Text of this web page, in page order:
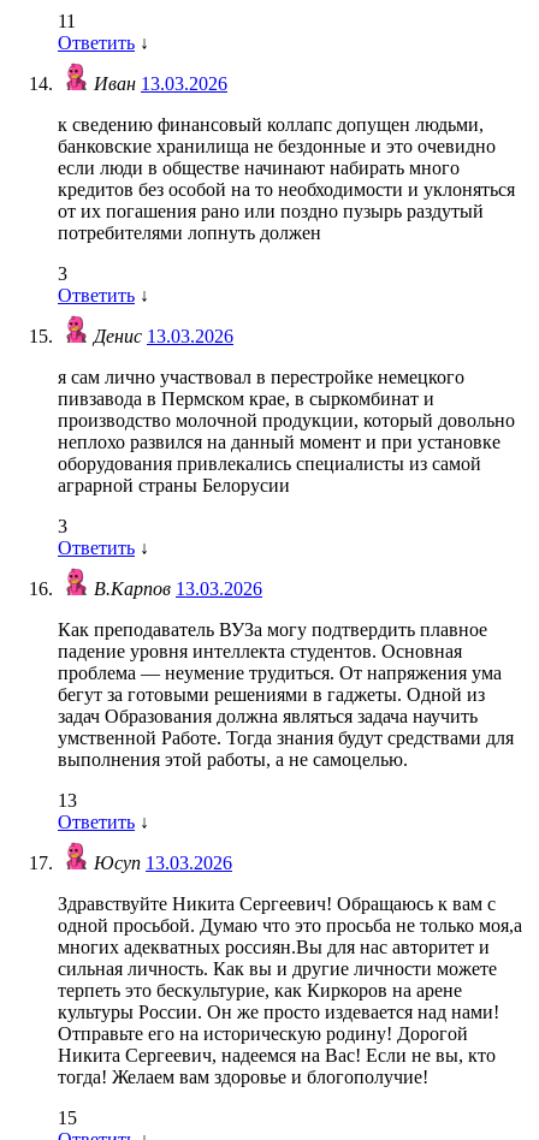
11
Ответить ↓
Иван 13.03.2026
к сведению финансовый коллапс допущен людьми,
банковские хранилища не бездонные и это очевидно
если люди в обществе начинают набирать много
кредитов без особой на то необходимости и уклоняться
от их погашения рано или поздно пузырь раздутый
потребителями лопнуть должен
3
Ответить ↓
Денис 13.03.2026
я сам лично участвовал в перестройке немецкого
пивзавода в Пермском крае, в сыркомбинат и
производство молочной продукции, который довольно
неплохо развился на данный момент и при установке
оборудования привлекались специалисты из самой
аграрной страны Белорусии
3
Ответить ↓
В.Карпов 13.03.2026
Как преподаватель ВУЗа могу подтвердить плавное
падение уровня интеллекта студентов. Основная
проблема — неумение трудиться. От напряжения ума
бегут за готовыми решениями в гаджеты. Одной из
задач Образования должна являться задача научить
умственной Работе. Тогда знания будут средствами для
выполнения этой работы, а не самоцелью.
13
Ответить ↓
Юсуп 13.03.2026
Здравствуйте Никита Сергеевич! Обращаюсь к вам с
одной просьбой. Думаю что это просьба не только моя,а
многих адекватных россиян.Вы для нас авторитет и
сильная личность. Как вы и другие личности можете
терпеть это бескультурие, как Киркоров на арене
культуры России. Он же просто издевается над нами!
Отправьте его на историческую родину! Дорогой
Никита Сергеевич, надеемся на Вас! Если не вы, кто
тогда! Желаем вам здоровье и блогополучие!
15